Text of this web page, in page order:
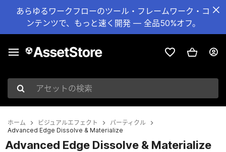
あらゆるワークフローのツール・フレームワーク・コ
ンテンツで、もっと速く開発 — 全品50%オフ。
アセットの検索
ホーム ビジュアルエフェクト
パーティクル
Advanced Edge Dissolve & Materialize
Advanced Edge Dissolve & Materialize